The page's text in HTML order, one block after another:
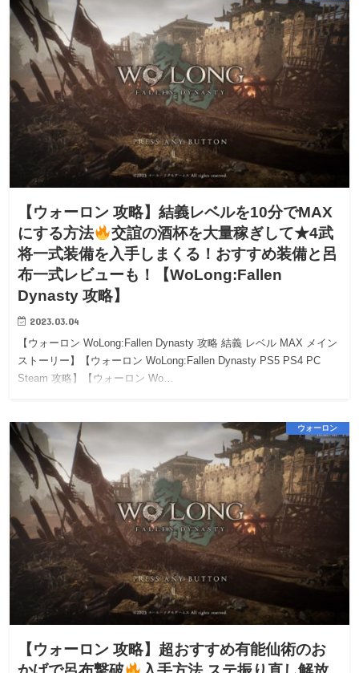
【ウォーロン 攻略】結義レベルを10分でMAX
にする方法
交誼の酒杯を大量稼ぎして★4武
将一式装備を入手しまくる！おすすめ装備と呂
布一式レビューも！【WoLong:Fallen
Dynasty 攻略】
2023.03.04
【ウォーロン WoLong:Fallen Dynasty 攻略 結義 レベル MAX メイン
ストーリー】【ウォーロン WoLong:Fallen Dynasty PS5 PS4 PC
Steam 攻略】【ウォーロン Wo…
ウォーロン
【ウォーロン 攻略】超おすすめ有能仙術のお